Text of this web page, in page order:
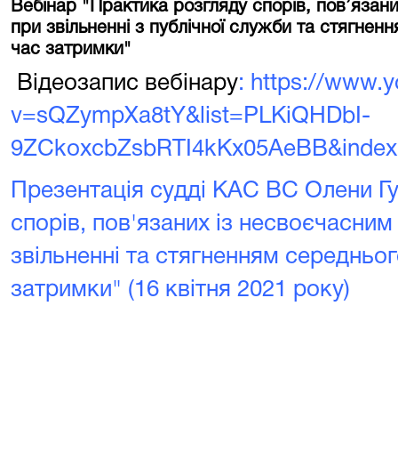
Вебінар "Практика розгляду спорів,
при звільненні з публічної служби та
час затримки"
Відеозапис вебінару: https://
v=sQZympXa8tY&list=PLKiQHDbI-
Презентація судді КАС ВС Олени
спорів, пов'язаних із
звільненні та стягненням
затримки" (16 квітня 2021 року)